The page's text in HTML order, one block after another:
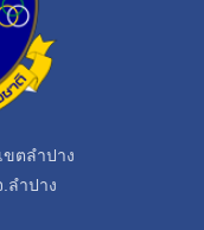
ขตลำปาง
ลำปาง